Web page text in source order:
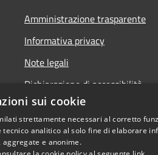
Amministrazione trasparente
Informativa privacy
Note legali
Dichiarazione di accessibilità
Elenco link utili
sui cookie
strettamente necessari al corretto
analitico al solo fine di elaborare
aggregate e anonime.